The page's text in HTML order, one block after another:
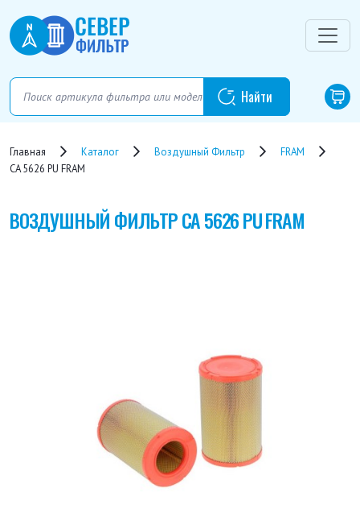
Главная Каталог Воздушный Фильтр
FRAM
CA 5626 PU FRAM
ВОЗДУШНЫЙ ФИЛЬТРCA 5626 PU FRAM